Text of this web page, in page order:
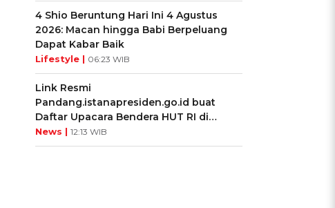
4 Shio Beruntung Hari Ini 4 Agustus
2026: Macan hingga Babi Berpeluang
Dapat Kabar Baik
Lifestyle | 06:23 WIB
Link Resmi
Pandang.istanapresiden.go.id buat
Daftar Upacara Bendera HUT RI di
Istana Negara
News | 12:13 WIB